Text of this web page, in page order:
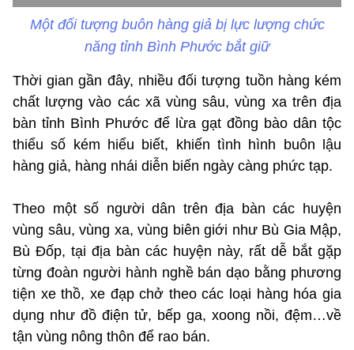
Một đối tượng buôn hàng giả bị lực lượng chức
năng tỉnh Bình Phước bắt giữ
Thời gian gần đây, nhiều đối tượng tuồn hàng kém
chất lượng vào các xã vùng sâu, vùng xa trên địa
bàn tỉnh Bình Phước để lừa gạt đồng bào dân tộc
thiểu số kém hiểu biết, khiến tình hình buôn lậu
hàng giả, hàng nhái diễn biến ngày càng phức tạp.
Theo một số người dân trên địa bàn các huyện
vùng sâu, vùng xa, vùng biên giới như Bù Gia Mập,
Bù Đốp, tại địa bàn các huyện này, rất dễ bắt gặp
từng đoàn người hành nghề bán dạo bằng phương
tiện xe thồ, xe đạp chở theo các loại hàng hóa gia
dụng như đồ điện tử, bếp ga, xoong nồi, đệm…về
tận vùng nông thôn để rao bán.